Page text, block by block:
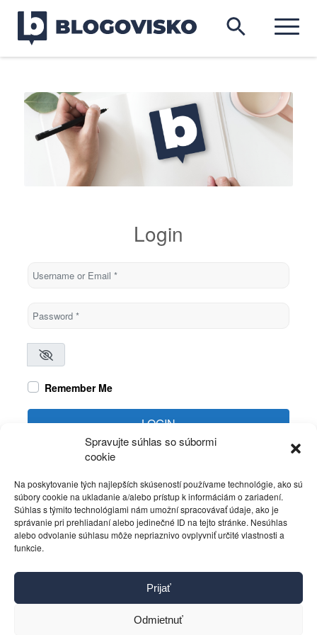
Spravujte súhlas so súbormi
cookie
Na poskytovanie tých najlepších skúseností používame technológie, ako sú
súbory cookie na ukladanie a/alebo prístup k informáciám o zariadení.
Súhlas s týmito technológiami nám umožní spracovávať údaje, ako je
správanie pri prehliadaní alebo jedinečné ID na tejto stránke. Nesúhlas
alebo odvolanie súhlasu môže nepriaznivo ovplyvniť určité vlastnosti a
funkcie.
Prijať
Odmietnuť
Login
Username or Email
Password*
Remember Me
LOGIN
Kontakt
Pravidlá používania